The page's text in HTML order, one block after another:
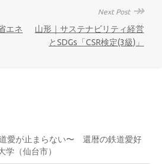
エネ
Next Post ↠
山形｜サステナビリティ経営
とSDGs「CSR検定(3級)」
愛が止まらない〜 還暦の鉄道愛好
（仙台市）